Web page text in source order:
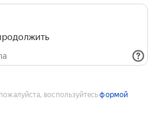
воспользуйтесьформой